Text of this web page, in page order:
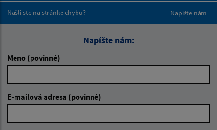
Našli ste na stránke chybu?
Napíšte nám
Napíšte nám:
Meno (povinné)
E-mailová adresa (povinné)